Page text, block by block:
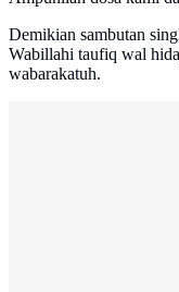
Demikian sambutan
Wabillahi taufiq wal
wabarakatuh.